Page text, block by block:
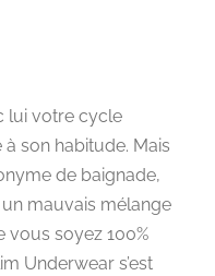
lui votre cycle
son habitude. Mais
de baignade,
mauvais mélange
soyez 100%
Underwear s’est